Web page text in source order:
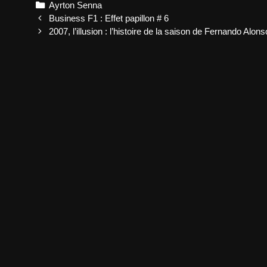
Categories
Ayrton Senna
Post
navigation
Business F1 : Effet papillon # 6
2007, l’illusion : l’histoire de la saison de Fernando